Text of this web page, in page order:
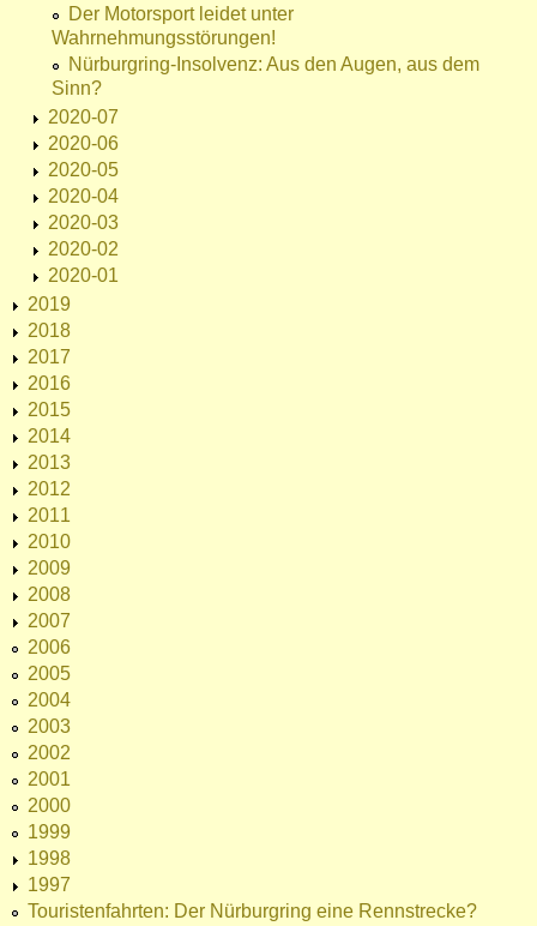
Der Motorsport leidet unter
Wahrnehmungsstörungen!
Nürburgring-Insolvenz: Aus den Augen, aus dem
Sinn?
2020-07
2020-06
2020-05
2020-04
2020-03
2020-02
2020-01
2019
2018
2017
2016
2015
2014
2013
2012
2011
2010
2009
2008
2007
2006
2005
2004
2003
2002
2001
2000
1999
1998
1997
Touristenfahrten: Der Nürburgring eine Rennstrecke?